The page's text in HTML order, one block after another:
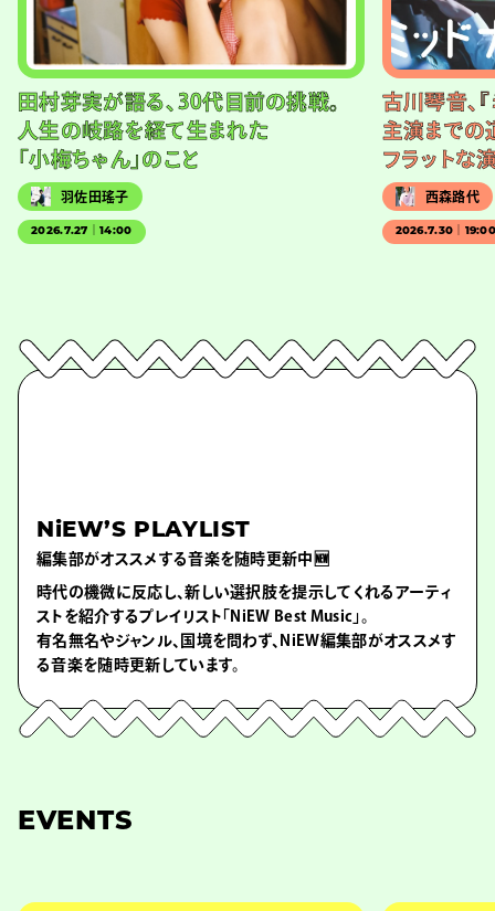
田村芽実が語る、30代目前の挑戦。
人生の岐路を経て生まれた
「小梅ちゃん」のこと
羽佐田瑤子
2026.7.27｜14:00
古川琴音、
主演までの
フラットな
西森路代
2026.7.30｜
NiEW’S PLAYLIST
編集部がオススメする音楽を随時更新中🆕
時代の機微に反応し、新しい選択肢を提示してくれるアーティ
ストを紹介するプレイリスト「NiEW Best Music」。
有名無名やジャンル、国境を問わず、NiEW編集部がオススメす
る音楽を随時更新しています。
EVENTS